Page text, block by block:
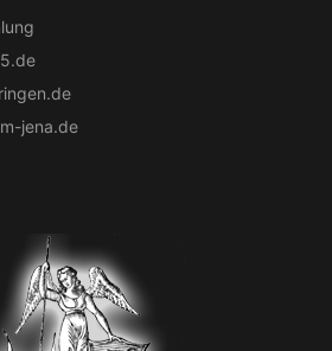
jena.de